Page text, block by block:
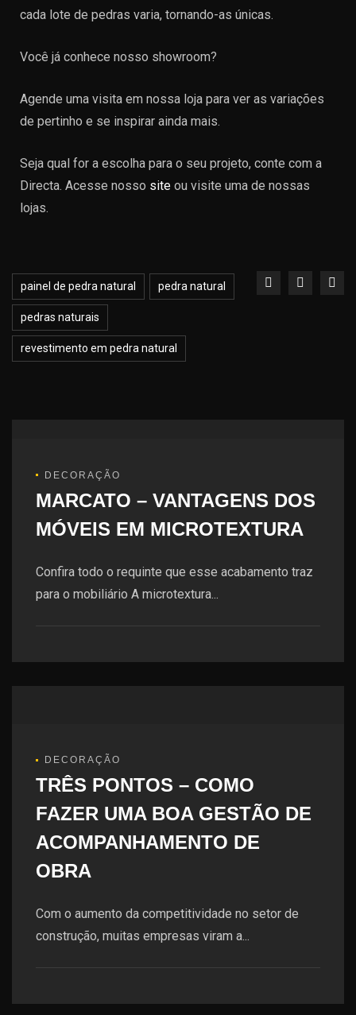
cada lote de pedras varia, tornando-as únicas.
Você já conhece nosso showroom?
Agende uma visita em nossa loja para ver as variações
de pertinho e se inspirar ainda mais.
Seja qual for a escolha para o seu projeto, conte com a
Directa. Acesse nosso site ou visite uma de nossas
lojas.
painel de pedra natural pedra natural
pedras naturais
revestimento em pedra natural
DECORAÇÃO
MARCATO – VANTAGENS DOS
MÓVEIS EM MICROTEXTURA
Confira todo o requinte que esse acabamento traz
para o mobiliário A microtextura...
DECORAÇÃO
TRÊS PONTOS – COMO
FAZER UMA BOA GESTÃO DE
ACOMPANHAMENTO DE
OBRA
Com o aumento da competitividade no setor de
construção, muitas empresas viram a...